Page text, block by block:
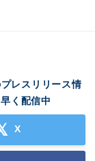
レスリリース情
く配信中
X